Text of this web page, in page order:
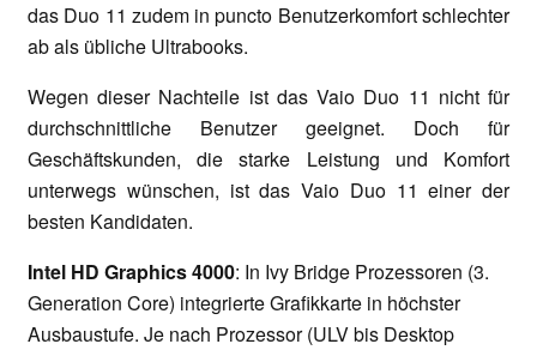
das Duo 11 zudem in puncto Benutzerkomfort schlechter
ab als übliche Ultrabooks.
Wegen dieser Nachteile ist das Vaio Duo 11 nicht für
durchschnittliche Benutzer geeignet. Doch für
Geschäftskunden, die starke Leistung und Komfort
unterwegs wünschen, ist das Vaio Duo 11 einer der
besten Kandidaten.
Intel HD Graphics 4000: In Ivy Bridge Prozessoren (3.
Generation Core) integrierte Grafikkarte in höchster
Ausbaustufe. Je nach Prozessor (ULV bis Desktop